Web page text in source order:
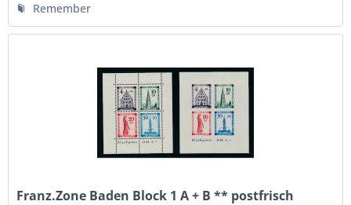
Remember
Franz.Zone Baden Block 1 A + B ** postfrisch